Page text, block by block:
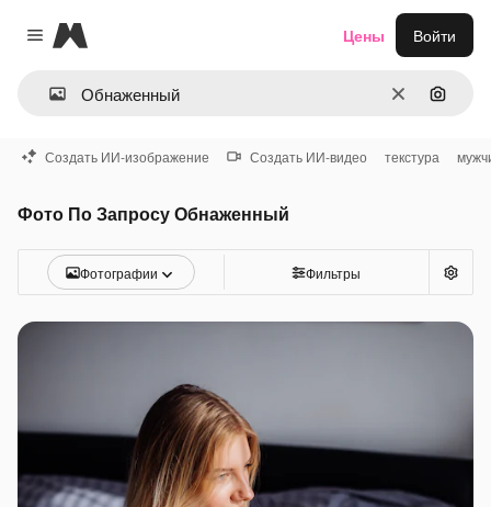
Close menu
Magnific
ОчиститьПоиск
Цены Войти
Создать ИИ-изображение Создать ИИ-видео текстура
Фото По Запросу Обнаженный
Фотографии Фильтры